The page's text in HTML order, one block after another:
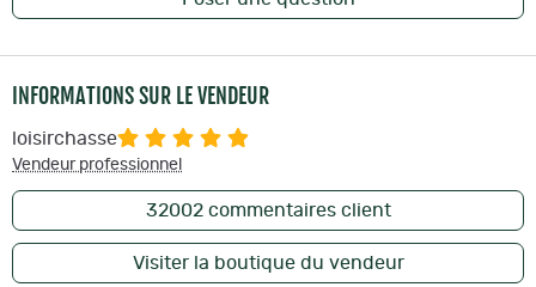
INFORMATIONS SUR LE VENDEUR
loisirchasse
Vendeur professionnel
32002commentaires client
Visiter la boutique du vendeur